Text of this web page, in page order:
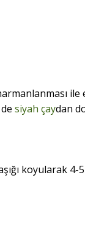
siyah çaydan
koyularak 4-